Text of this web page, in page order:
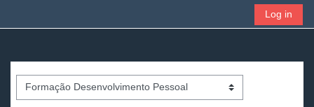
Toggle search
Log in
Course categories